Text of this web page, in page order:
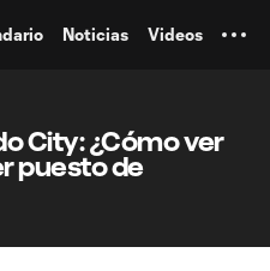
Noticias Videos
City: ¿Cómo ver
puesto de